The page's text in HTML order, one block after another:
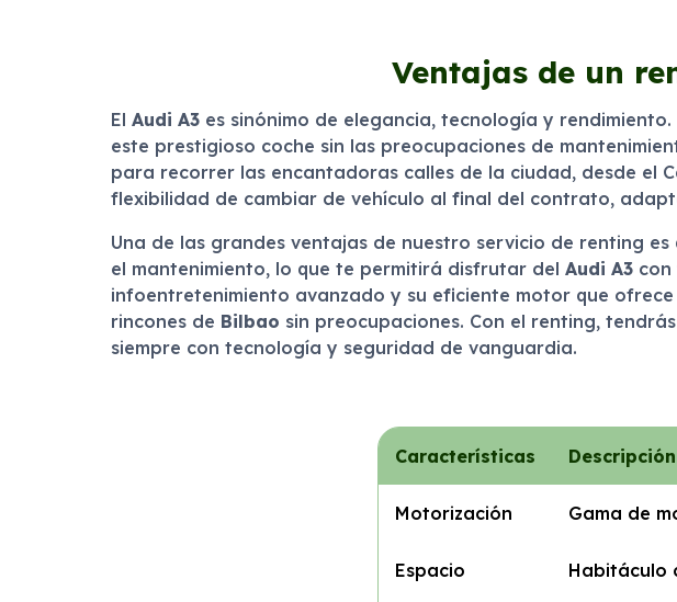
Ventajas de un
El Audi A3es sinónimo de elegancia, tecnología y
este prestigioso coche sin las preocupaciones de
para recorrer las encantadoras calles de la ciudad, desde el
flexibilidad de cambiar de vehículo al final del contrato,
Una de las grandes ventajas de nuestro servicio de renting
el mantenimiento, lo que te permitirá disfrutar del Audi A3con
infoentretenimiento avanzado y su eficiente motor que
rincones de Bilbao sin preocupaciones. Con el renting,
siempre con tecnología y seguridad de vanguardia.
Características Descripción
Motorización Gama de
Espacio Habitáculo